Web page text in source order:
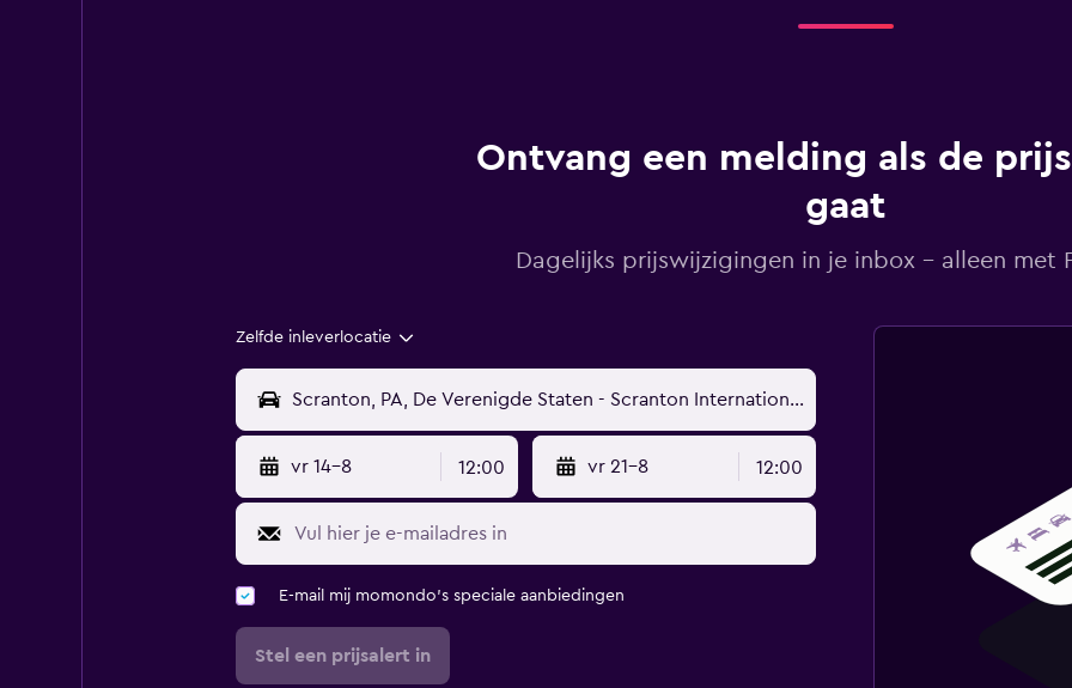
Ontvang een melding als de
gaat
Dagelijks prijswijzigingen in je inbox - alleen met
Zelfde inleverlocatie
vr 14-8 12:00 vr 21-8 12:00
E-mail mij momondo's speciale aanbiedingen
Stel een prijsalert in